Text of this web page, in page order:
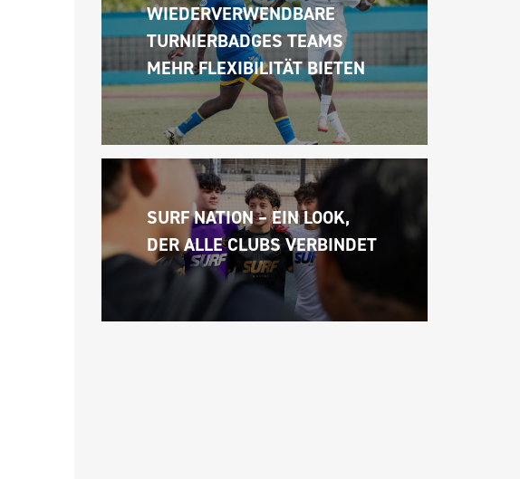
WIEDERVERWENDBARE
TURNIERBADGES TEAMS
MEHR FLEXIBILITÄT BIETEN
SURF NATION – EIN LOOK,
DER ALLE CLUBS VERBINDET